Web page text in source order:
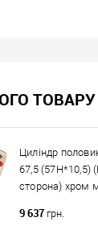
Циліндр
67,5 (57H*10,5)
сторона) хром
9 637 грн.